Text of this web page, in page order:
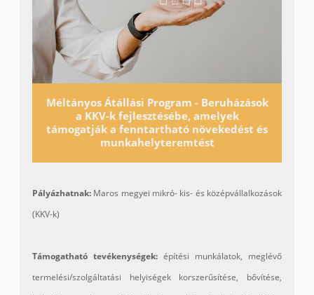
Méltányos Átállási Program - Beruházások
a KKV-k fejlesztésébe, amelyek
támogatják a fenntartható növekedést és
munkahelyteremtést
Pályázhatnak: Maros megyei mikró- kis- és középvállalkozások
(KKV-k)
Támogatható tevékenységek: építési munkálatok, meglévő
termelési/szolgáltatási helyiségek korszerűsítése, bővítése,